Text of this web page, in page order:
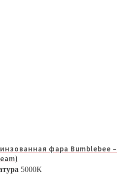
фара Bumblebee –
5000К